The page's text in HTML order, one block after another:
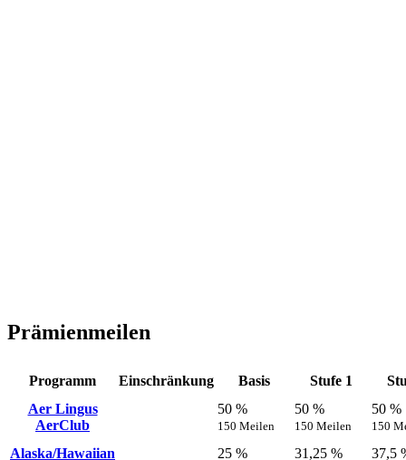
Prämienmeilen
Programm Einschränkung Basis Stufe 1
Aer Lingus
AerClub
50 %
150 Meilen
50 %
150 Meilen
50 %
150
Alaska/Hawaiian 25 % 31,25 % 37,5